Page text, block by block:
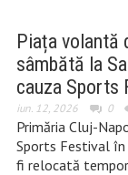
Piața volantă
sâmbătă la
cauza Sports
iun. 12, 2026 0
Primăria Cluj-
Sports Festival
fi relocată